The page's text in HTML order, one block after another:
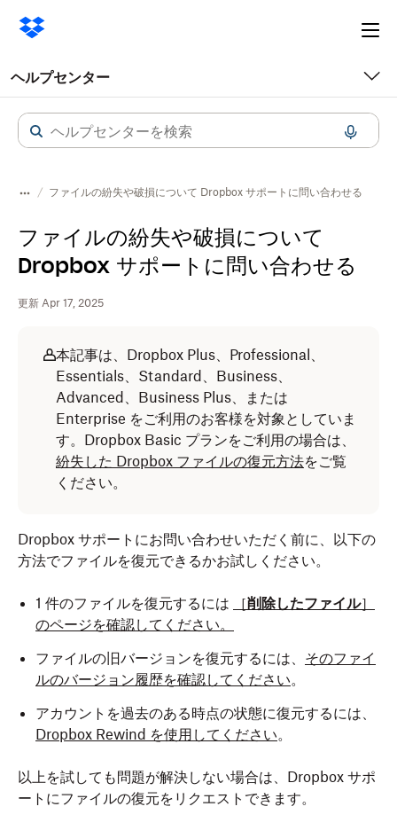
ヘルプセンター
ファイルの紛失や破損について Dropbox サポートに問い合わせる
ファイルの紛失や破損について
Dropbox サポートに問い合わせる
更新 Apr 17, 2025
本記事は、Dropbox Plus、Professional、
Essentials、Standard、Business、
Advanced、Business Plus、または
Enterprise をご利用のお客様を対象としていま
す。Dropbox Basic プランをご利用の場合は、
紛失した Dropbox ファイルの復元方法をご覧
ください。
Dropbox サポートにお問い合わせいただく前に、以下の
方法でファイルを復元できるかお試しください。
1 件のファイルを復元するには ［削除したファイル］
のページを確認してください。
ファイルの旧バージョンを復元するには、 そのファイ
ルのバージョン履歴を確認してください。
アカウントを過去のある時点の状態に復元するには、
Dropbox Rewind を使用してください。
以上を試しても問題が解決しない場合は、Dropbox サポ
ートにファイルの復元をリクエストできます。